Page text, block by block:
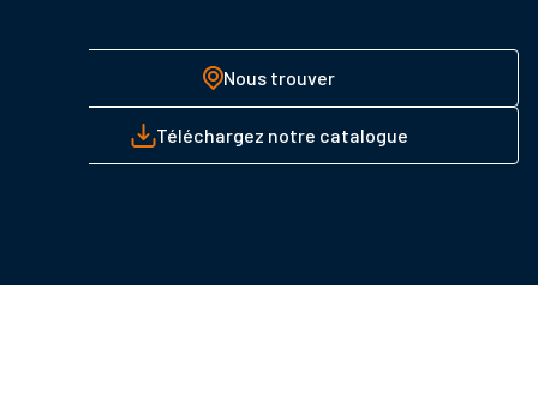
Nous trouver
Téléchargez notre catalogue